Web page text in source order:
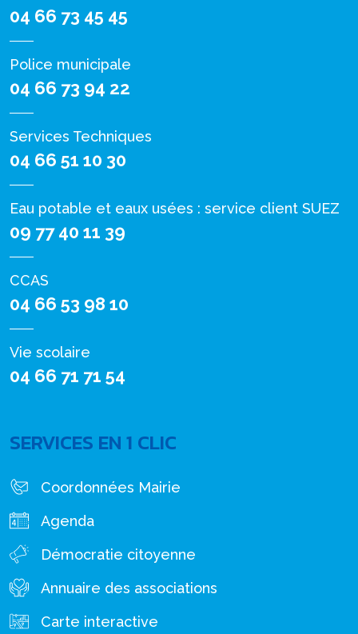
04 66 73 45 45
Police municipale
04 66 73 94 22
Services Techniques
04 66 51 10 30
Eau potable et eaux usées : service client SUEZ
09 77 40 11 39
CCAS
04 66 53 98 10
Vie scolaire
04 66 71 71 54
SERVICES EN 1 CLIC
Coordonnées Mairie
Agenda
Démocratie citoyenne
Annuaire des associations
Carte interactive